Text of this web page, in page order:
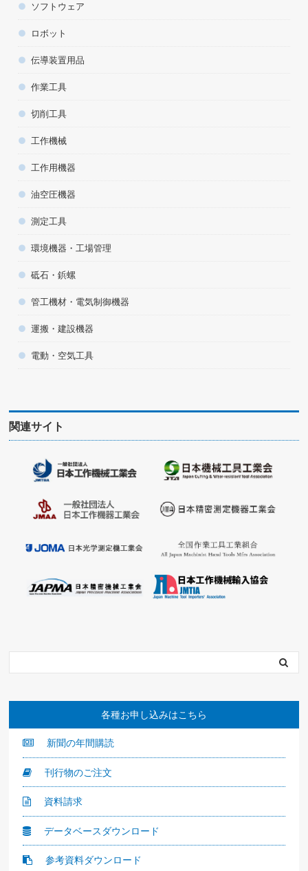
ソフトウェア
ロボット
伝導装置用品
作業工具
切削工具
工作機械
工作用機器
油空圧機器
測定工具
環境機器・工場管理
砥石・鋲螺
管工機材・電気制御機器
運搬・建設機器
電動・空気工具
関連サイト
各種お申し込みはこちら
新聞の年間購読
刊行物のご注文
資料請求
データベースダウンロード
参考資料ダウンロード